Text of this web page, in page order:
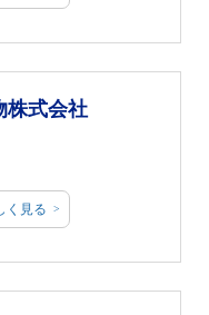
株式会社
く見る